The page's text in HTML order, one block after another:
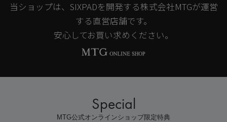
当ショップは、SIXPADを開発する株式会社MTGが運営
する直営店舗です。
安心してお買い求めください。
Special
MTG公式オンラインショップ限定特典